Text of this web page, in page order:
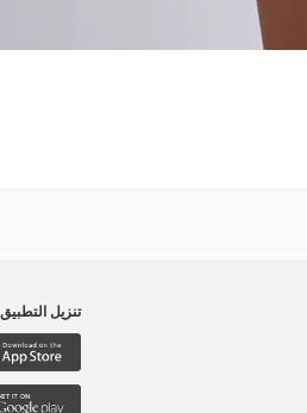
تنزيل التطبيق